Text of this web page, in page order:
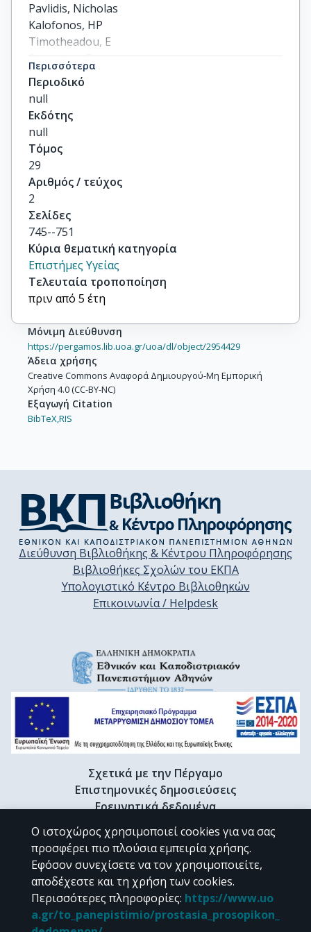
Pavlidis, Nicholas
Kalofonos, HP
Timotheadou, E
Samantas, E
Briasoulis, E
others
Περισσότερα
Περιοδικό
null
Εκδότης
null
Τόμος
29
Αριθμός / τεύχος
2
Σελίδες
745--751
Κύρια θεματική κατηγορία
Επιστήμες Υγείας
Τελευταία τροποποίηση
πριν από 5 έτη
Μόνιμη Διεύθυνση
https://pergamos.lib.uoa.gr/uoa/dl/object/2954429
Άδεια χρήσης
Creative Commons Αναφορά Δημιουργού-Μη Εμπορική
Χρήση 4.0 (CC-BY-NC)
Εξαγωγή Citation
BibTeX,RIS
Διεύθυνση Βιβλιοθήκης & Κέντρου Πληροφόρησης
Βιβλιοθήκες Σχολών του ΕΚΠΑ
Υπολογιστικό Κέντρο Βιβλιοθηκών
Επικοινωνία / Helpdesk
Σχετικά με την Πέργαμο
Επιστημονικές δημοσιεύσεις
Ερευνητικά δεδομένα
Διδακτορικές διατριβές & Γκρίζα βιβλιογραφία
Προφίλ Ερευνητή
CC BY-NC 4.0
Εκτός αν αναφέρεται διαφορετικά, το υλικό της "Περγάμου" διατίθεται
Ο ιστοχώρος χρησιμοποιεί cookies για να σας
προσφέρει πιο πλούσια εμπειρία χρήσης.
Εφόσον συνεχίσετε να τον χρησιμοποιείτε,
αποδέχεστε και τη χρήση των cookies.
Περισσότερες πληροφορίες: https://www.uo
a.gr/to_panepistimio/prostasia_prosopikon_